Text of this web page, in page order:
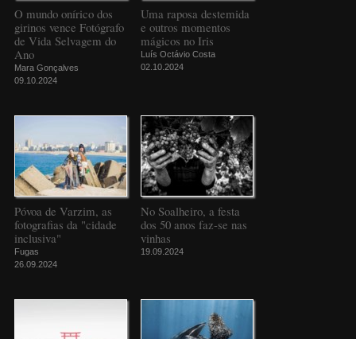
O mundo onírico dos
girinos vence Fotógrafo
de Vida Selvagem do
Ano
Mara Gonçalves
09.10.2024
Uma raposa destemida
e outros momentos
mágicos no Iris
Luís Octávio Costa
02.10.2024
Póvoa de Varzim, as
fotografias da "cidade
inclusiva"
Fugas
26.09.2024
No Soalheiro, a festa
dos 50 anos faz-se nas
vinhas
19.09.2024